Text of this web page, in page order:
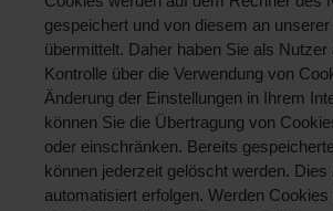
gespeichert und von diesem an unserer
übermittelt. Daher haben Sie als Nutzer
Kontrolle über die Verwendung von
Änderung der Einstellungen in Ihrem
können Sie die Übertragung von
oder einschränken. Bereits
können jederzeit gelöscht werden. Dies
automatisiert erfolgen. Werden